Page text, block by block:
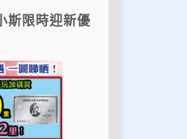
斯限時迎新優